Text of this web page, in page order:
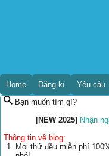
Home Đăng kí Yêu cầu
Bạn muốn tìm gì?
[NEW 2025] Nhận
Thông tin về blog:
Mọi thứ đều miễn phí